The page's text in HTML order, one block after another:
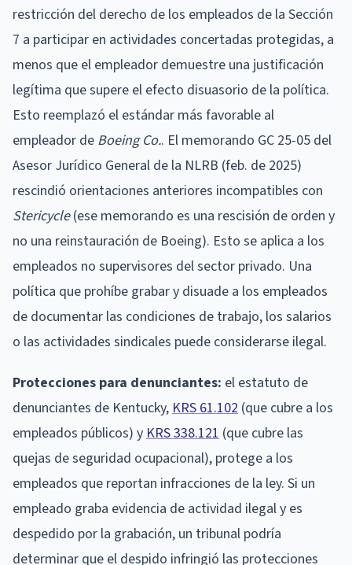
restricción del derecho de los empleados de la Sección
7 a participar en actividades concertadas protegidas, a
menos que el empleador demuestre una justificación
legítima que supere el efecto disuasorio de la política.
Esto reemplazó el estándar más favorable al
empleador de Boeing Co.. El memorando GC 25-05 del
Asesor Jurídico General de la NLRB (feb. de 2025)
rescindió orientaciones anteriores incompatibles con
Stericycle(ese memorando es una rescisión de orden y
no una reinstauración de Boeing). Esto se aplica a los
empleados no supervisores del sector privado. Una
política que prohíbe grabar y disuade a los empleados
de documentar las condiciones de trabajo, los salarios
o las actividades sindicales puede considerarse ilegal.
Protecciones para denunciantes: el estatuto de
denunciantes de Kentucky, KRS 61.102 (que cubre a los
empleados públicos) y KRS 338.121 (que cubre las
quejas de seguridad ocupacional), protege a los
empleados que reportan infracciones de la ley. Si un
empleado graba evidencia de actividad ilegal y es
despedido por la grabación, un tribunal podría
determinar que el despido infringió las protecciones